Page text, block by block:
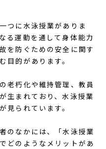
つに水泳授業がありま
る運動を通して身体能力
を防ぐための安全に関す
目的があります。
老朽化や維持管理、教員
生まれており、水泳授業
見られています。
のなかには、「水泳授業
どのようなメリットがあ